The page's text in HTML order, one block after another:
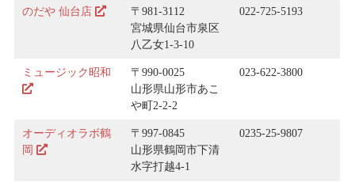
のだや 仙台店
〒981-3112
宮城県仙台市泉区
八乙女1-3-10
022-725-5193
ミュージック昭和
〒990-0025
山形県山形市あこ
や町2-2-2
023-622-3800
オーディオラボ鶴
岡
〒997-0845
山形県鶴岡市下清
水字打越4-1
0235-25-9807